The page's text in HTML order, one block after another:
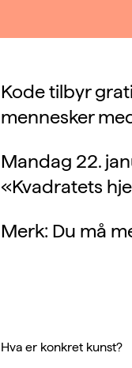
Kode tilbyr
mennesker
Mandag 22.
«Kvadratets
Merk: Du må
Hva er konkret kunst?